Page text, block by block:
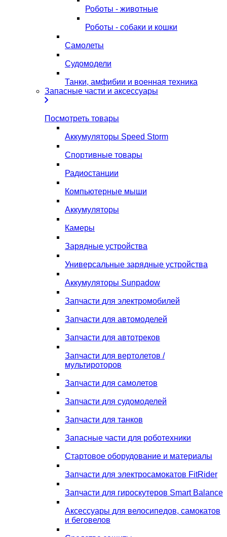
Роботы - животные
Роботы - собаки и кошки
Самолеты
Судомодели
Танки, амфибии и военная техника
Запасные части и аксессуары
Посмотреть товары
Аккумуляторы Speed Storm
Спортивные товары
Радиостанции
Компьютерные мыши
Аккумуляторы
Камеры
Зарядные устройства
Универсальные зарядные устройства
Аккумуляторы Sunpadow
Запчасти для электромобилей
Запчасти для автомоделей
Запчасти для автотреков
Запчасти для вертолетов /
мультироторов
Запчасти для самолетов
Запчасти для судомоделей
Запчасти для танков
Запасные части для роботехники
Стартовое оборудование и материалы
Запчасти для электросамокатов FitRider
Запчасти для гироскутеров Smart Balance
Аксессуары для велосипедов, самокатов
и беговелов